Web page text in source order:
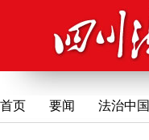
首页 要闻 法治中国